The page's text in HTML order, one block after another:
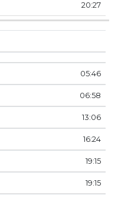
20:27
05:46
06:58
13:06
16:24
19:15
19:15